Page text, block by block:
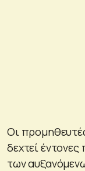
Οι
δεχτεί
των